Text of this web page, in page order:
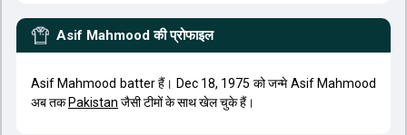
Asif Mahmood की प्रोफाइल
Asif Mahmood batter हैं। Dec 18, 1975 को जन्मे Asif Mahmood
अब तक Pakistan जैसी टीमों के साथ खेल चुके हैं।